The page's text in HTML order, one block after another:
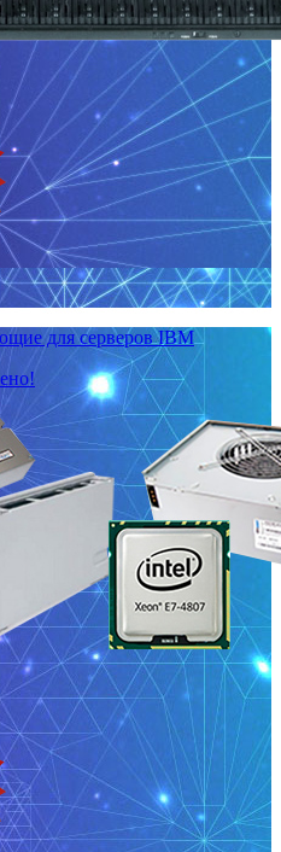
для серверов IBM